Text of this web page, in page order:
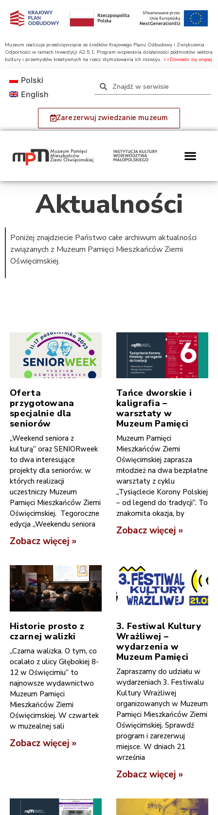
Muzeum realizuje przedsięwzięcie ze środków Krajowego Planu Odbudowy i Zwiększenia
Odporności w ramach Inwestycji A2.5.1: Program wspierania działalności podmiotów sektora
kultury i przemysłów kreatywnych na rzecz stymulowania ich rozwoju. >>Dowiedz się więcej
Zarezerwuj zwiedzanie muzeum
Polski
English
Aktualności
Poniżej znajdziecie Państwo całe archiwum aktualności
związanych z Muzeum Pamięci Mieszkańców Ziemi
Oświęcimskiej.
Oferta
przygotowana
specjalnie dla
seniorów
„Weekend seniora z
kulturą” oraz SENIORweek
to dwa interesujące
projekty dla seniorów, w
których realizacji
uczestniczy Muzeum
Pamięci Mieszkańców Ziemi
Oświęcimskiej. Tegoroczne
edycja „Weekendu seniora
Zobacz więcej »
Tańce dworskie i
kaligrafia –
warsztaty w
Muzeum Pamięci
Muzeum Pamięci
Mieszkańców Ziemi
Oświęcimskiej zaprasza
młodzież na dwa bezpłatne
warsztaty z cyklu
„Tysiąclecie Korony Polskiej
– od legend do tradycji”. To
znakomita okazja, by
Zobacz więcej »
Historie prosto z
czarnej walizki
„Czarna walizka. O tym, co
ocalało z ulicy Głębokiej 8-
12 w Oświęcimiu” to
najnowsze wydawnictwo
Muzeum Pamięci
Mieszkańców Ziemi
Oświęcimskiej. W czwartek
w muzealnej sali
Zobacz więcej »
3. Festiwal Kultury
Wrażliwej –
wydarzenia w
Muzeum Pamięci
Zapraszamy do udziału w
wydarzeniach 3. Festiwalu
Kultury Wrażliwej
organizowanych w Muzeum
Pamięci Mieszkańców Ziemi
Oświęcimskiej. Sprawdź
program i zarezerwuj
miejsce. W dniach 21
września
Zobacz więcej »